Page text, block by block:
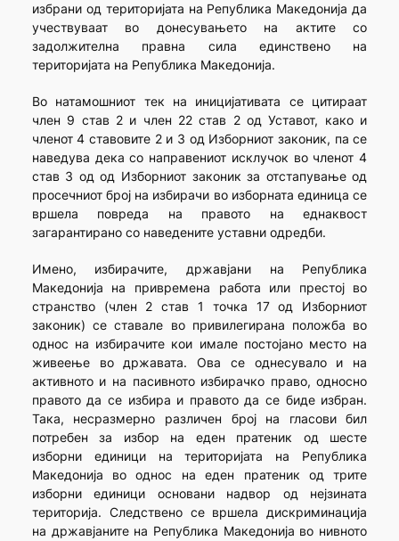
избрани од територијата на Република Македонија да
учествуваат во донесувањето на актите со
задолжителна правна сила единствено на
територијата на Република Македонија.
Во натамошниот тек на иницијативата се цитираат
член 9 став 2 и член 22 став 2 од Уставот, како и
членот 4 ставовите 2 и 3 од Изборниот законик, па се
наведува дека со направениот исклучок во членот 4
став 3 од од Изборниот законик за отстапување од
просечниот број на избирачи во изборната единица се
вршела повреда на правото на еднаквост
загарантирано со наведените уставни одредби.
Имено, избирачите, државјани на Република
Македонија на привремена работа или престој во
странство (член 2 став 1 точка 17 од Изборниот
законик) се ставале во привилегирана положба во
однос на избирачите кои имале постојано место на
живеење во државата. Ова се однесувало и на
активното и на пасивното избирачко право, односно
правото да се избира и правото да се биде избран.
Така, несразмерно различен број на гласови бил
потребен за избор на еден пратеник од шесте
изборни единици на територијата на Република
Македонија во однос на еден пратеник од трите
изборни единици основани надвор од нејзината
територија. Следствено се вршела дискриминација
на државјаните на Република Македонија во нивното